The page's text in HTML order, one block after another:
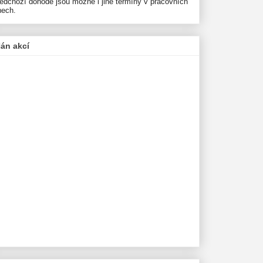
akcí